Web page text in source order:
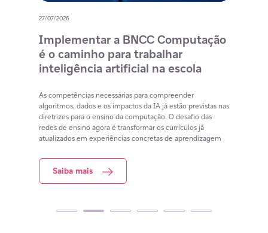
27/07/2026
Implementar a BNCC Computação
é o caminho para trabalhar
inteligência artificial na escola
As competências necessárias para compreender
algoritmos, dados e os impactos da IA já estão previstas nas
diretrizes para o ensino da computação. O desafio das
redes de ensino agora é transformar os currículos já
atualizados em experiências concretas de aprendizagem
Saiba mais